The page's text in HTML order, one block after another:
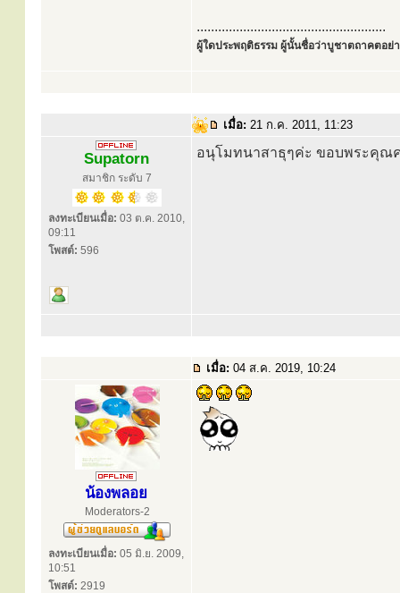
.....................................................
ผู้ใดประพฤติธรรม ผู้นั้นชื่อว่าบูชาตถาคตอย่า
เมื่อ: 21 ก.ค. 2011, 11:23
Supatorn
สมาชิก ระดับ 7
ลงทะเบียนเมื่อ: 03 ต.ค. 2010,
09:11
โพสต์: 596
อนุโมทนาสาธุๆค่ะ ขอบพระคุณ
เมื่อ: 04 ส.ค. 2019, 10:24
น้องพลอย
Moderators-2
ลงทะเบียนเมื่อ: 05 มิ.ย. 2009,
10:51
โพสต์: 2919